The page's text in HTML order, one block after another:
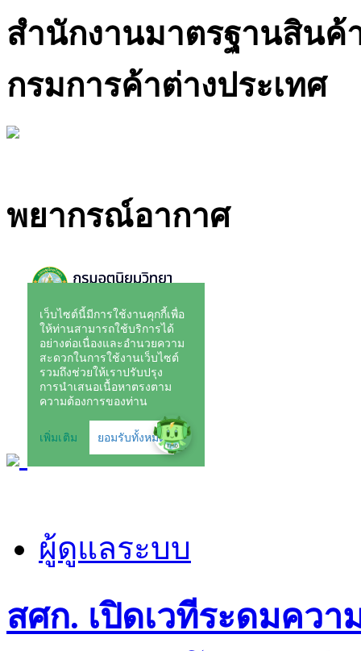
สำนักงานมาตรฐานสินค้
กรมการค้าต่างประเทศ
พยากรณ์อากาศ
ผู้ดูแลระบบ
สศก. เปิดเวทีระดมคว